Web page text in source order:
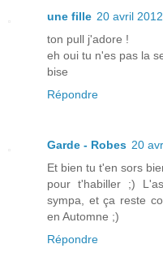
une fille 20 avril
ton pull j'adore !
eh oui tu n'es pas la
bise
Répondre
Garde - Robes 20
Et bien tu t'en sors
pour t'habiller ;)
sympa, et ça reste
en Automne ;)
Répondre